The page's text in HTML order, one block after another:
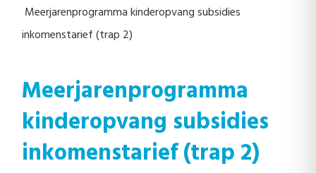
Meerjarenprogramma kinderopvang subsidies
inkomenstarief (trap 2)
Meerjarenprogramma
kinderopvang subsidies
inkomenstarief (trap 2)